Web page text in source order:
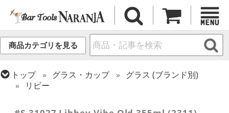
商品カテゴリを見る
トップ グラス・カップ
グラス (ブランド別)
リビー
ロックグラス